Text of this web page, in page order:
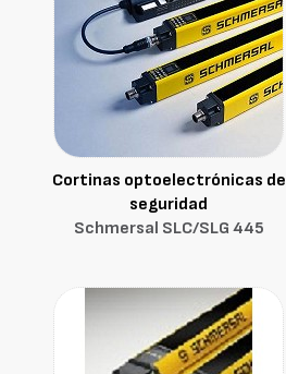
Cortinas optoelectrónicas de
seguridad
Schmersal SLC/SLG 445